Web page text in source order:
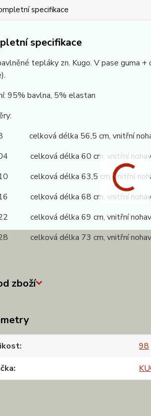
specifikace
specifikace
tepláky zn. Kugo. V pase guma
95% bavlna, 5% elastan
celková délka 56,5 cm, vnitřní
celková délka 60 cm, vnitřní
celková délka 63,5 cm, vnitřní
celková délka 68 cm, vnitřní
celková délka 69 cm, vnitřní
celková délka 73 cm, vnitřní
zboží
98